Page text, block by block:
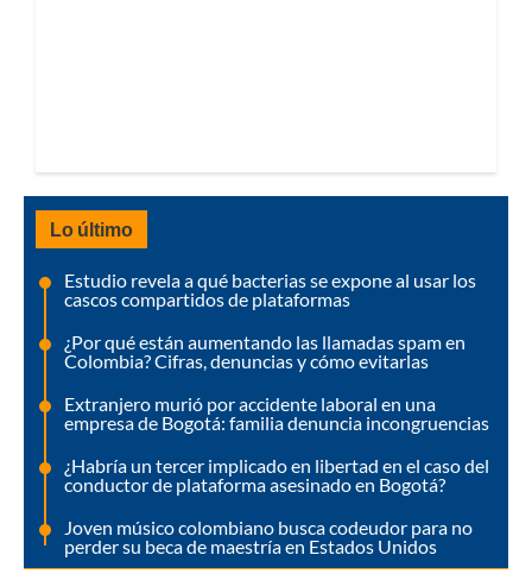
Lo último
Estudio revela a qué bacterias se expone al usar los
cascos compartidos de plataformas
¿Por qué están aumentando las llamadas spam en
Colombia? Cifras, denuncias y cómo evitarlas
Extranjero murió por accidente laboral en una
empresa de Bogotá: familia denuncia incongruencias
¿Habría un tercer implicado en libertad en el caso del
conductor de plataforma asesinado en Bogotá?
Joven músico colombiano busca codeudor para no
perder su beca de maestría en Estados Unidos